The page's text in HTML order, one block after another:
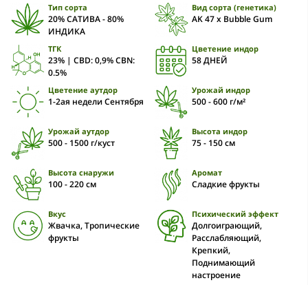
Тип сорта
20% САТИВА - 80%
ИНДИКА
Вид сорта (генетика)
AK 47 x Bubble Gum
ТГК
23% | CBD: 0,9% CBN:
0.5%
Цветение индор
58 ДНЕЙ
Цветение аутдор
1-2ая недели Сентября
Урожай индор
500 - 600 г/м²
Урожай аутдор
500 - 1500 г/куст
Высота индор
75 - 150 см
Высота снаружи
100 - 220 см
Аромат
Сладкие фрукты
Вкус
Жвачка, Тропические
фрукты
Психический эффект
Долгоиграющий,
Расслабляющий,
Крепкий,
Поднимающий
настроение